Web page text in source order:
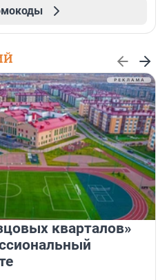
кварталов»